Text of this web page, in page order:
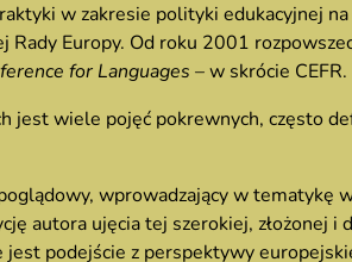
w zakresie polityki edukacyjnej
Rady Europy. Od roku 2001
for Languages – w skrócie CEFR.
jest wiele pojęć pokrewnych, często
wprowadzający w tematykę
autora ujęcia tej szerokiej, złożonej
podejście z perspektywy